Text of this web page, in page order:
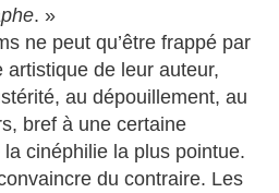
. »
ne peut qu’être frappé par
artistique de leur auteur,
au dépouillement, au
bref à une certaine
cinéphilie la plus pointue.
du contraire. Les